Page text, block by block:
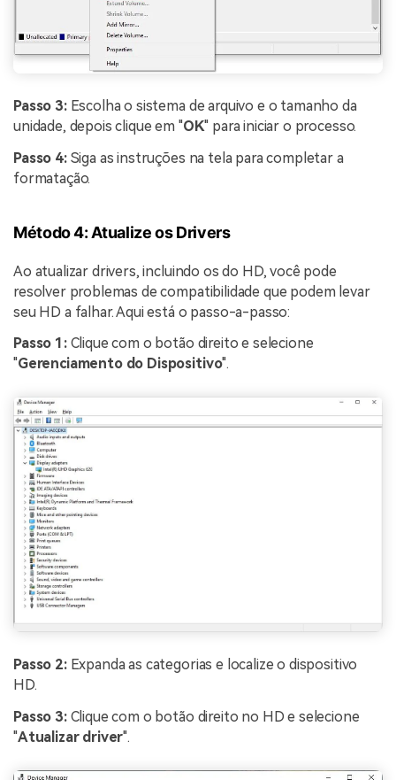
Passo 3:Escolha o sistema de arquivo e o tamanho da
unidade, depois clique em "OK" para iniciar o processo.
Passo 4:Siga as instruções na tela para completar a
formatação.
Método 4: Atualize os Drivers
Ao atualizar drivers, incluindo os do HD, você pode
resolver problemas de compatibilidade que podem levar
seu HD a falhar. Aqui está o passo-a-passo:
Passo 1:Clique com o botão direito e selecione
"Gerenciamento do Dispositivo".
Passo 2:Expanda as categorias e localize o dispositivo
HD.
Passo 3:Clique com o botão direito no HD e selecione
"Atualizar driver".